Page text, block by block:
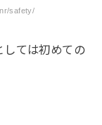
safety/
しては初めての